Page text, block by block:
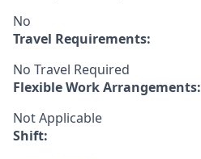
No
Travel Requirements:
No Travel Required
Flexible Work Arrangements:
Not Applicable
Shift: